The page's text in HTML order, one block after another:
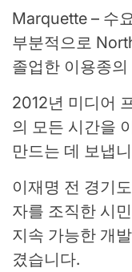
Marquette – 수
부분적으로
졸업한 이용종
2012년 미디어
의 모든 시간을
만드는 데 보냅
이재명 전 경기
자를 조직한 시
지속 가능한 개
겼습니다.